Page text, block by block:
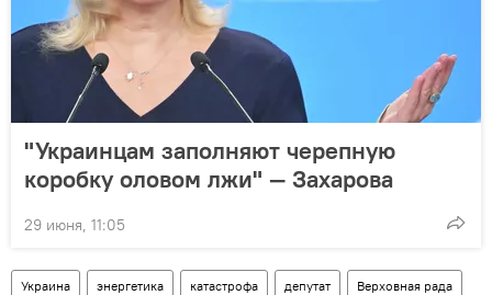
"Украинцам заполняют черепную
коробку оловом лжи" — Захарова
29 июня, 11:05
Украина энергетика катастрофа депутат Верховная рада